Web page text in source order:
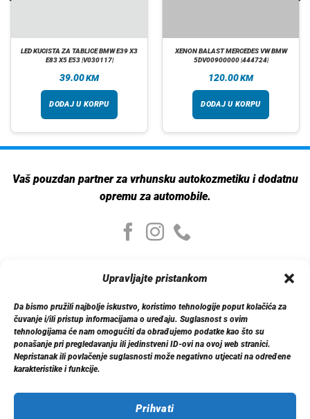
Upravljajte pristankom
Da bismo pružili najbolje iskustvo, koristimo tehnologije poput kolačića za
čuvanje i/ili pristup informacijama o uređaju. Suglasnost s ovim
tehnologijama će nam omogućiti da obrađujemo podatke kao što su
ponašanje pri pregledavanju ili jedinstveni ID-ovi na ovoj web stranici.
Nepristanak ili povlačenje suglasnosti može negativno utjecati na određene
karakteristike i funkcije.
Prihvati
LED KUCISTA ZA TABLICE BMW E39 X3
E83 X5 E53 |V030117|
39.00KM
DODAJ U KORPU
XENON BALAST MERCEDES VW BMW
5DV00900000 |444724|
120.00KM
DODAJ U KORPU
Vaš pouzdan partner za vrhunsku autokozmetiku i dodatnu
opremu za automobile.
Moj nalog
Moj nalog
Moje narudžbe
Detalji računa
Log out
Informacije
Politika privatnosti